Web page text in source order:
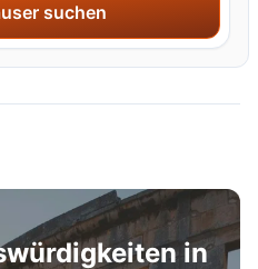
suchen
in